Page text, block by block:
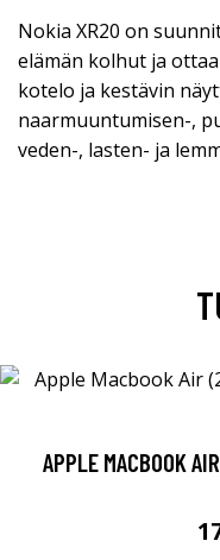
Nokia XR20 on
elämän kolhut ja
kotelo ja kestävin
naarmuuntumisen-,
veden-, lasten- ja
APPLE MACBOOK